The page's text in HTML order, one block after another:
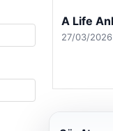
27/03/2026